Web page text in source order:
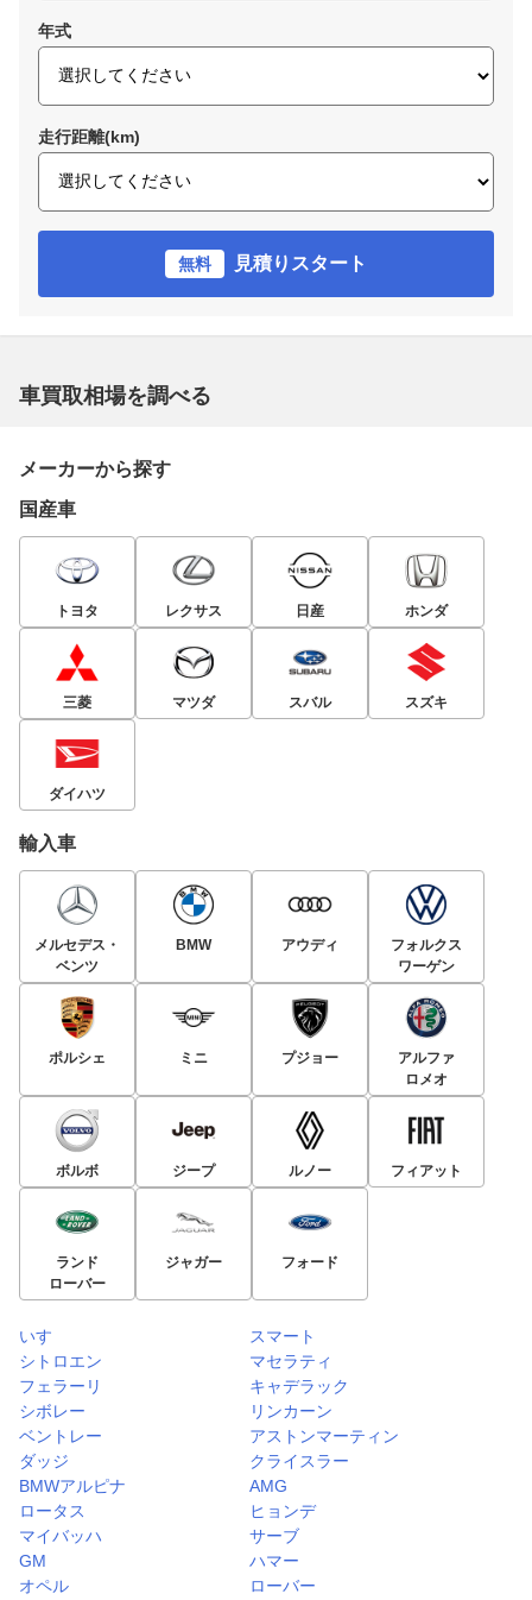
年式
走行距離(km)
無料 見積りスタート
車買取相場を調べる
メーカーから探す
国産車
トヨタ レクサス 日産 ホンダ
三菱 マツダ スバル スズキ
ダイハツ
輸入車
メルセデス・
ベンツ
BMW アウディ
フォルクス
ワーゲン
ポルシェ ミニ プジョー
アルファ
ロメオ
ボルボ ジープ ルノー フィアット
ランド
ローバー
ジャガー フォード
いすゞ
スマート
シトロエン
マセラティ
フェラーリ
キャデラック
シボレー
リンカーン
ベントレー
アストンマーティン
ダッジ
クライスラー
BMWアルピナ
AMG
ロータス
ヒョンデ
マイバッハ
サーブ
GM
ハマー
オペル
ローバー